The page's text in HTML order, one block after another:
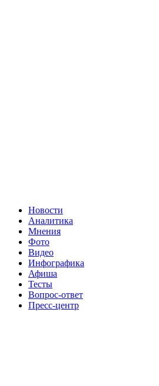
Новости
Аналитика
Мнения
Фото
Видео
Инфографика
Афиша
Тесты
Вопрос-ответ
Пресс-центр